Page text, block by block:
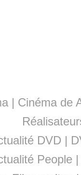
| Cinéma de
DVD |
People